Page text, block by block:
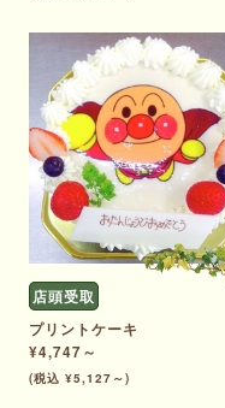
店頭受取
プリントケーキ
¥4,747～
(税込 ¥5,127～)